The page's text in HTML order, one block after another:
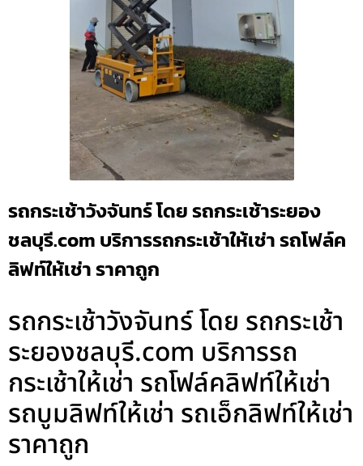
รถกระเช้าวังจันทร์ โดย รถกระเช้าระยอง
ชลบุรี.com บริการรถกระเช้าให้เช่า รถโฟล์ค
ลิฟท์ให้เช่า ราคาถูก
รถกระเช้าวังจันทร์ โดย รถกระเช้า
ระยองชลบุรี.com บริการรถ
กระเช้าให้เช่า รถโฟล์คลิฟท์ให้เช่า
รถบูมลิฟท์ให้เช่า รถเอ็กลิฟท์ให้เช่า
ราคาถูก